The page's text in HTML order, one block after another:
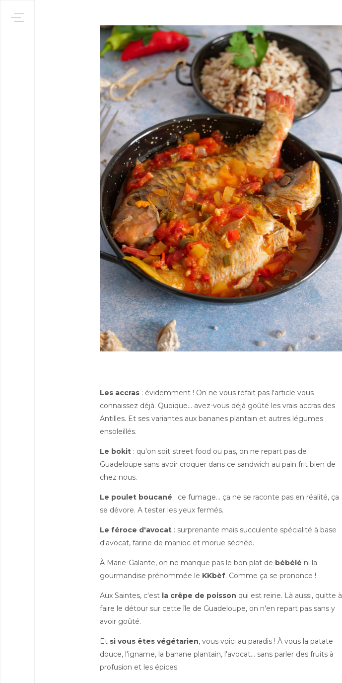
Les accras : évidemment ! On ne vous refait pas l'article vous
connaissez déjà. Quoique... avez-vous déjà goûté les vrais accras des
Antilles. Et ses variantes aux bananes plantain et autres légumes
ensoleillés.
Le bokit : qu'on soit street food ou pas, on ne repart pas de
Guadeloupe sans avoir croquer dans ce sandwich au pain frit bien de
chez nous.
Le poulet boucané : ce fumage... ça ne se raconte pas en réalité, ça
se dévore. A tester les yeux fermés.
Le féroce d'avocat : surprenante mais succulente spécialité à base
d'avocat, farine de manioc et morue séchée.
À Marie-Galante, on ne manque pas le bon plat de bébélé ni la
gourmandise prénommée le KKbèf. Comme ça se prononce !
Aux Saintes, c'est la crêpe de poisson qui est reine. Là aussi, quitte à
faire le détour sur cette île de Guadeloupe, on n'en repart pas sans y
avoir goûté.
Et si vous êtes végétarien, vous voici au paradis ! À vous la patate
douce, l'igname, la banane plantain, l'avocat... sans parler des fruits à
profusion et les épices.